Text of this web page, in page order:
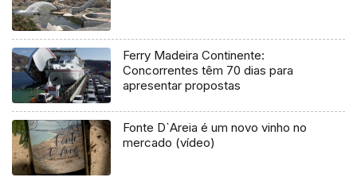
Ferry Madeira Continente:
Concorrentes têm 70 dias para
apresentar propostas
Fonte D`Areia é um novo vinho no
mercado (vídeo)